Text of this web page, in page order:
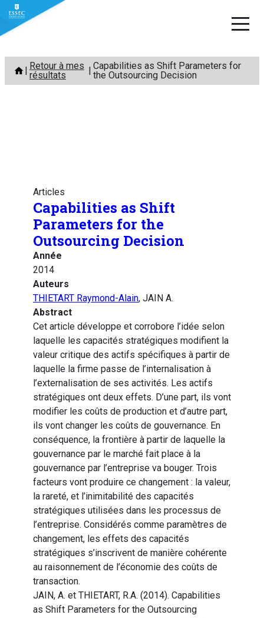
Aller
contenu
Retour à mes
résultats
Capabilities as Shift Parameters for
the Outsourcing Decision
Articles
Capabilities as Shift
Parameters for the
Outsourcing Decision
Année
2014
Auteurs
THIETART Raymond-Alain, JAIN A.
Abstract
Cet article développe et corrobore l’idée selon
laquelle les capacités stratégiques modifient la
valeur critique des actifs spécifiques à partir de
laquelle la firme passe de l’internalisation à
l’externalisation de ses activités. Les actifs
stratégiques ont deux effets. D’une part, ils vont
modifier les coûts de production et d’autre part,
ils vont changer les coûts de gouvernance. En
conséquence, la frontière à partir de laquelle la
gouvernance par le marché fait place à la
gouvernance par l’entreprise va bouger. Trois
facteurs vont produire ce changement : la valeur,
la rareté, et l’inimitabilité des capacités
stratégiques utilisées dans les processus de
l’entreprise. Considérés comme paramètres de
changement, les effets des capacités
stratégiques s’inscrivent de manière cohérente
au raisonnement de l’économie des coûts de
transaction.
JAIN, A. et THIETART, R.A. (2014). Capabilities
as Shift Parameters for the Outsourcing